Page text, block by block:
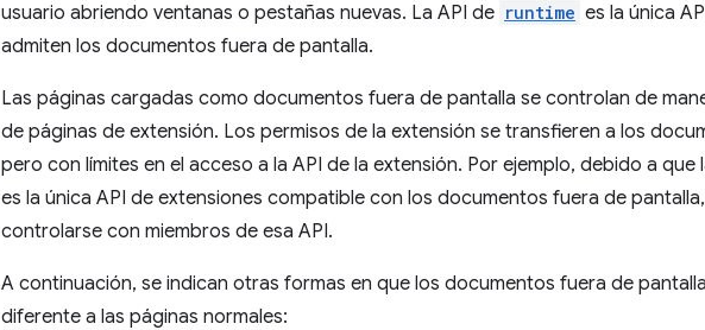
usuario abriendo ventanas o pestañas nuevas. La API de runtime es la única
admiten los documentos fuera de pantalla.
Las páginas cargadas como documentos fuera de pantalla se controlan de
de páginas de extensión. Los permisos de la extensión se transfieren a los
pero con límites en el acceso a la API de la extensión. Por ejemplo, debido a que
es la única API de extensiones compatible con los documentos fuera de
controlarse con miembros de esa API.
A continuación, se indican otras formas en que los documentos fuera de
diferente a las páginas normales: